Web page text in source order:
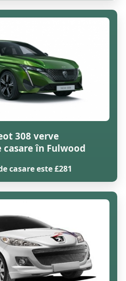
308 verve
casare în Fulwood
casare este £281